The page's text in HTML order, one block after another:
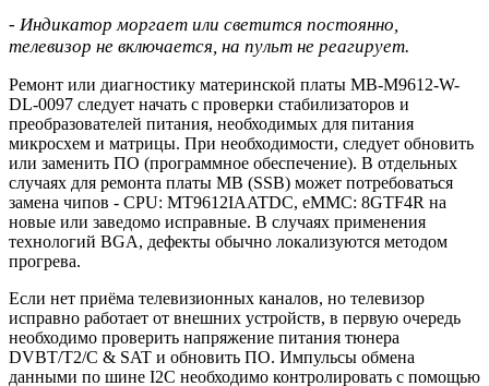
- Индикатор моргает или светится постоянно,
телевизор не включается, на пульт не реагирует.
Ремонт или диагностику материнской платы MB-M9612-W-
DL-0097 следует начать с проверки стабилизаторов и
преобразователей питания, необходимых для питания
микросхем и матрицы. При необходимости, следует обновить
или заменить ПО (программное обеспечение). В отдельных
случаях для ремонта платы MB (SSB) может потребоваться
замена чипов - CPU: MT9612IAATDC, eMMC: 8GTF4R на
новые или заведомо исправные. В случаях применения
технологий BGA, дефекты обычно локализуются методом
прогрева.
Если нет приёма телевизионных каналов, но телевизор
исправно работает от внешних устройств, в первую очередь
необходимо проверить напряжение питания тюнера
DVBT/T2/C & SAT и обновить ПО. Импульсы обмена
данными по шине I2C необходимо контролировать с помощью